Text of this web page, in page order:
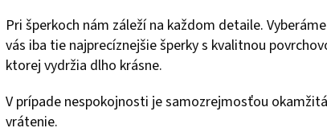
Pri šperkoch nám záleží na každom detaile.
vás iba tie najprecíznejšie šperky s kvalitnou
ktorej vydržia dlho krásne.
V prípade nespokojnosti je samozrejmosťou
vrátenie.